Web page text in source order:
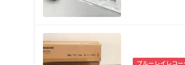
ブルーレイレコー